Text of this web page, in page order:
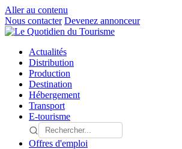
Aller au contenu
Nous contacter Devenez annonceur
Actualités
Distribution
Production
Destination
Hébergement
Transport
E-tourisme
Offres d'emploi